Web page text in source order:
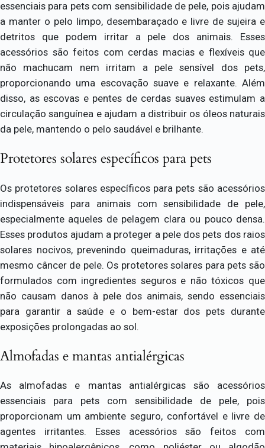
essenciais para pets com sensibilidade de pele, pois ajudam
a manter o pelo limpo, desembaraçado e livre de sujeira e
detritos que podem irritar a pele dos animais. Esses
acessórios são feitos com cerdas macias e flexíveis que
não machucam nem irritam a pele sensível dos pets,
proporcionando uma escovação suave e relaxante. Além
disso, as escovas e pentes de cerdas suaves estimulam a
circulação sanguínea e ajudam a distribuir os óleos naturais
da pele, mantendo o pelo saudável e brilhante.
Protetores solares específicos para pets
Os protetores solares específicos para pets são acessórios
indispensáveis para animais com sensibilidade de pele,
especialmente aqueles de pelagem clara ou pouco densa.
Esses produtos ajudam a proteger a pele dos pets dos raios
solares nocivos, prevenindo queimaduras, irritações e até
mesmo câncer de pele. Os protetores solares para pets são
formulados com ingredientes seguros e não tóxicos que
não causam danos à pele dos animais, sendo essenciais
para garantir a saúde e o bem-estar dos pets durante
exposições prolongadas ao sol.
Almofadas e mantas antialérgicas
As almofadas e mantas antialérgicas são acessórios
essenciais para pets com sensibilidade de pele, pois
proporcionam um ambiente seguro, confortável e livre de
agentes irritantes. Esses acessórios são feitos com